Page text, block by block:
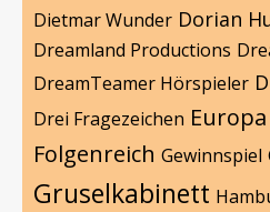
Dietmar Wunder Dorian
Dreamland Productions
DreamTeamer Hörspieler
Drei Fragezeichen Europa
Folgenreich Gewinnspiel
Gruselkabinett